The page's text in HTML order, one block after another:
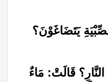
يَتَضَاغَوْنَ؟
قَالَتْ: مَاءٌ